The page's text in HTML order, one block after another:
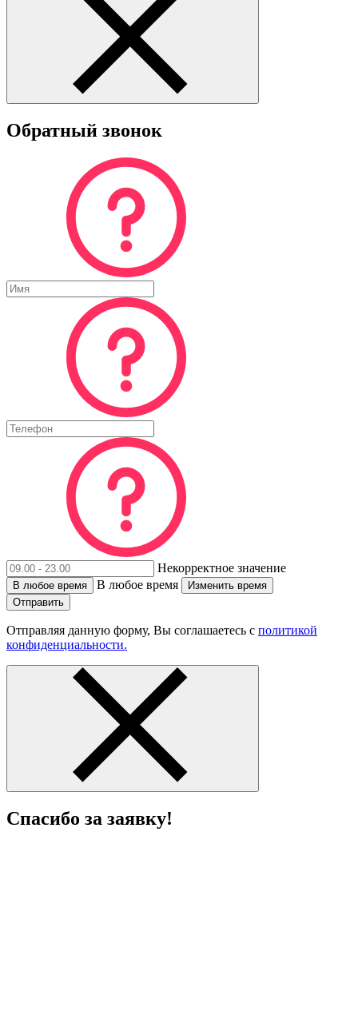
Обратный звонок
Некорректное значение
В любое время В любое время
Изменить время
Отправить
Отправляя данную форму, Вы соглашаетесь с политикой
конфиденциальности.
Спасибо за заявку!